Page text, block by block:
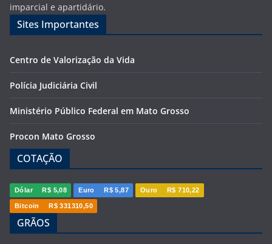
imparcial e apartidário.
Sites Importantes
Centro de Valorização da Vida
Polícia Judiciária Civil
Ministério Público Federal em Mato Grosso
Procon Mato Grosso
COTAÇÃO
Dólar R$ 5,08 Euro R$ 5,87 Ouro R$ 710,22
Bitcoin R$ 331310,50
GRÃOS